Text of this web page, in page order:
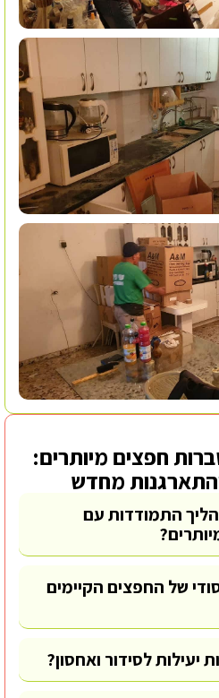
חפצים מיותרים:
מחדש
התמודדות עם
של החפצים הקיימים
יעילות לסידור ואחסון?